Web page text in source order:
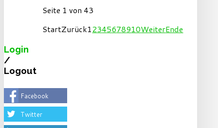
Seite 1 von 43
StartZurück12345678910WeiterEnde
Login
/
Logout
Facebook
Twitter